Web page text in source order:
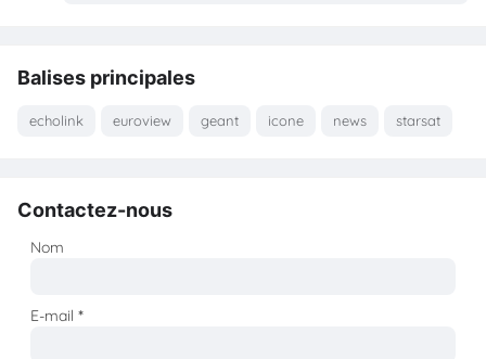
Balises principales
echolink euroview geant icone news starsat
Contactez-nous
Nom
E-mail*